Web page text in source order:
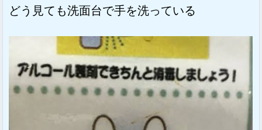
どう見ても洗面台で手を洗っている